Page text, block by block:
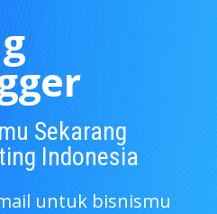
Sekarang
Indonesia
untuk bisnismu